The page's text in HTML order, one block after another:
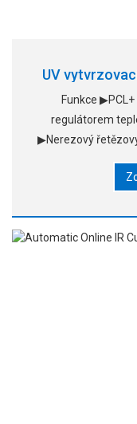
UV
Funkce
regulátorem
▶Nerezový